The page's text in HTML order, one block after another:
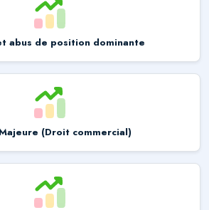
abus de position dominante
(Droit commercial)